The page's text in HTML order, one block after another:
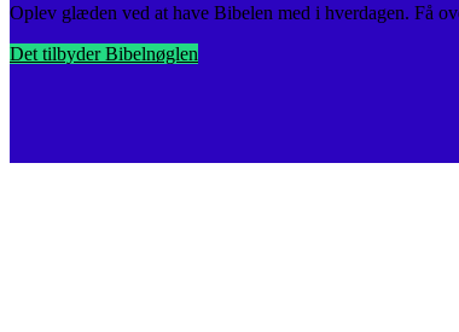
Oplev glæden ved at have Bibelen med i hverdagen. Få
Det tilbyder Bibelnøglen